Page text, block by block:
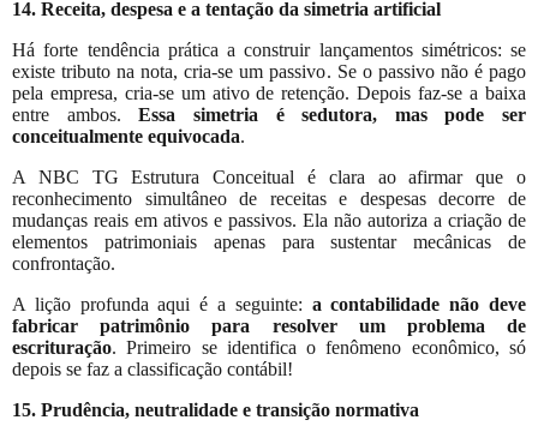
14. Receita, despesa e a tentação da simetria artificial
Há forte tendência prática a construir lançamentos simétricos: se
existe tributo na nota, cria-se um passivo. Se o passivo não é pago
pela empresa, cria-se um ativo de retenção. Depois faz-se a baixa
entre ambos.Essa simetria é sedutora, mas pode ser
conceitualmente equivocada.
A NBC TG Estrutura Conceitual é clara ao afirmar que o
reconhecimento simultâneo de receitas e despesas decorre de
mudanças reais em ativos e passivos. Ela não autoriza a criação de
elementos patrimoniais apenas para sustentar mecânicas de
confrontação.
A lição profunda aqui é a seguinte: a contabilidade não deve
fabricar patrimônio para resolver um problema de
escrituração. Primeiro se identifica o fenômeno econômico, só
depois se faz a classificação contábil!
15. Prudência, neutralidade e transição normativa